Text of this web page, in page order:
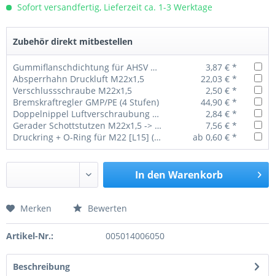
Sofort versandfertig, Lieferzeit ca. 1-3 Werktage
Zubehör direkt mitbestellen
Gummiflanschdichtung für AHSV und BKR
3,87 € *
Absperrhahn Druckluft M22x1,5
22,03 € *
Verschlussschraube M22x1,5
2,50 € *
Bremskraftregler GMP/PE (4 Stufen)
44,90 € *
Doppelnippel Luftverschraubung M22 x 1,5 L15
2,84 € *
Gerader Schottstutzen M22x1,5 -> M22x1,5 (L 15) mit GM
7,56 € *
Druckring + O-Ring für M22 [L15] (1 VPE = 100 Stück)
ab 0,60 € *
In den Warenkorb
Preis anfragen
Merken Bewerten
Artikel-Nr.: 005014006050
Beschreibung